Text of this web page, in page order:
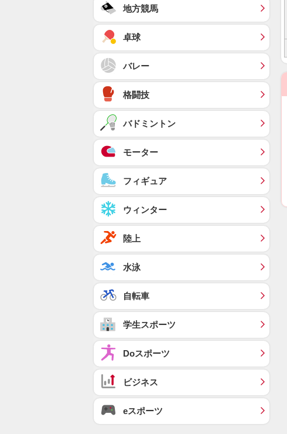
地方競馬
卓球
バレー
格闘技
バドミントン
モーター
フィギュア
ウィンター
陸上
水泳
自転車
学生スポーツ
Doスポーツ
ビジネス
eスポーツ